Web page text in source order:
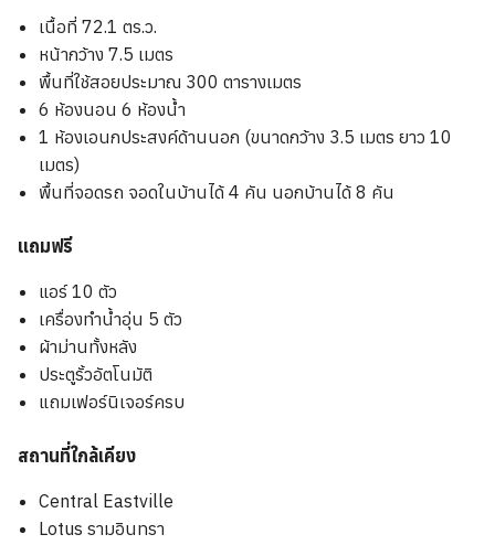
เนื้อที่ 72.1 ตร.ว.
หน้ากว้าง 7.5 เมตร
พื้นที่ใช้สอยประมาณ 300 ตารางเมตร
6 ห้องนอน 6 ห้องน้ำ
1 ห้องเอนกประสงค์ด้านนอก (ขนาดกว้าง 3.5 เมตร ยาว 10
เมตร)
พื้นที่จอดรถ จอดในบ้านได้ 4 คัน นอกบ้านได้ 8 คัน
แถมฟรี
แอร์ 10 ตัว
เครื่องทำน้ำอุ่น 5 ตัว
ผ้าม่านทั้งหลัง
ประตูรั้วอัตโนมัติ
แถมเฟอร์นิเจอร์ครบ
สถานที่ใกล้เคียง
Central Eastville
Lotus รามอินทรา